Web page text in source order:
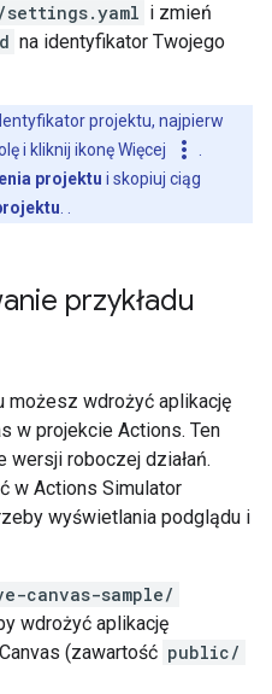
i zmień
na identyfikator Twojego
projektu, najpierw
i kliknij ikonę Więcej
more_vert
projektu i skopiuj ciąg
przykładu
możesz wdrożyć aplikację
w projekcie Actions. Ten
roboczej działań.
w Actions Simulator
wyświetlania podglądu i
canvas-sample/
wdrożyć aplikację
(zawartość public/